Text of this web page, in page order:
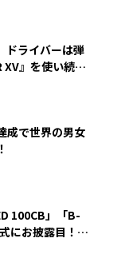
ドライバーは弾
XV』を使い続け
成で世界の男女
100CB」「B-
式にお披露目！